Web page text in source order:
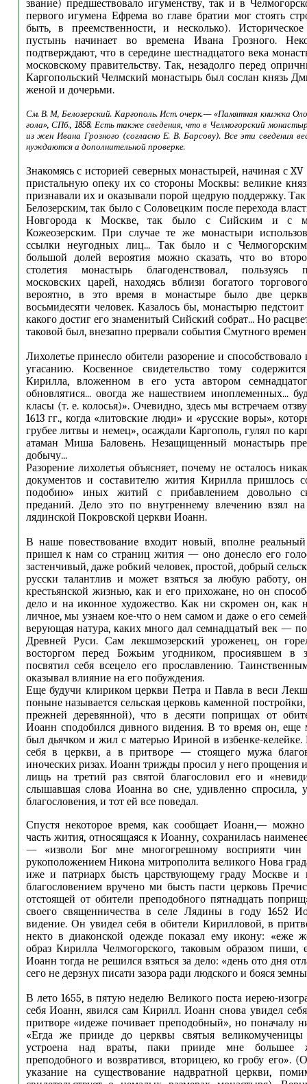
звание) предшествовало игуменству, так и в
первого игумена Ефрема во главе братии мог стоять
быть, в преемственности, и несколько).
пустынь начинает во времена Ивана Грозного.
подтверждают, что в середине шестнадцатого века
московскому правительству. Так, незадолго перед
Каргопольский Челмский монастырь был сослан князь
женой и дочерьми.
См. В. М, Белозерский. Каргополь. Ист. очерк.— «Памятная книжка
гола», СПб., 1858. Есть также сведения, что в Челмогорский
из жен Ивана Грозного (согласно Е. В. Барсову). Все эти сведения
нуждаются а дополнительной проверке.
Знакомясь с историей северных монастырей, начиная с
пристальную опеку их со стороны Москвы: великие
признавали их и оказывали порой щедрую поддержку.
Белозерским, так было с Соловецким после перехода
Новгорода к Москве, так было с Сийским и с
Кожеозерским. При случае те же монастыри
ссылки неугодных лиц... Так было и с
большой долей вероятия можно сказать, что во
столетия монастырь благоденствовал, пользуясь
московских царей, находясь вблизи богатого
вероятно, в это время в монастыре было две
восьмидесяти человек. Казалось бы, монастырю педстоит
какого достиг его знаменитый Сийский собрат... Но
таковой был, внезапно прервали события Смутного
Лихолетье принесло обители разорение и
угасанию. Косвенное свидетельство тому
Кирилла, вложенном в его уста автором
обновлятися... овогда же нашествием иноплеменных...
класы (т. е. колосья)». Очевидно, здесь мы встречаем
1613 гг., когда «литовские люди» и «русские воры»,
грубее литвы и немец», осаждали Каргополь, гулял по
атаман Миша Баловень. Незащищенный монастырь
добычу...
Разорение лихолетья объясняет, почему не осталось
документов и составителю жития Кирилла пришлось
подобию» иных житий с прибавлением довольно
преданий. Дело это по внутреннему влечению взял
лядинской Покровской церкви Иоанн.
В наше повествование входит новый, вполне
пришел к нам со страниц жития — оно донесло его
застенчивый, даже робкий человек, простой, добрый
русски талантлив и может взяться за любую работу,
крестьянской жизнью, как и его прихожане, но он
дело и на иконное художество. Как ни скромен он, как
личное, мы узнаем кое-что о нем самом и даже о его
верующая натура, каких много дал семнадцатый век —
Древней Руси. Сам лекшмозерский уроженец, он
восторгом перед Божьим угодником, просиявшем в
посвятил себя всецело его прославлению.
оказывал влияние на его побуждения.
Еще будучи клириком церкви Петра и Павла в веси
поныне называется сельская церковь каменной
прежней деревянной), что в десяти поприщах от
Иоанн сподобился дивного видения. В то время он, еще
был дьячком и жил с матерью Ириной в избенке-келейке.
себя в церкви, а в притворе — стоящего мужа
иноческих ризах. Иоанн трижды просил у него прощения
лищь на третий раз святой благословил его и
слышавшая слова Иоанна во сне, удивленно спросила,
благословения, и тот ей все поведал.
Спустя некоторое время, как сообщает Иоанн,— можно
часть жития, относящаяся к Иоанну, сохранилась
— «изволи Бог мне многогрешному восприяти чин
рукоположением Никона митрополита великого Нова
иже и патриарх бысть царствующему граду Москве и
благословением вручено ми бысть пасти церковь
отстоящей от обители преподобного пятнадцать
своего священничества в селе Лядины в году 1652
видение. Он увидел себя в обители Кирилловой, в
некто в диаконской одежде показал ему икону: «еже
образ Кирилла Челмогорского, таковым образом
Иоанн тогда не решился взяться за дело: «день ото дня
сего не дерзнух писати зазора ради людского и бояся
В лето 1655, в пятую неделю Великого поста иерею-
себя Иоанн, явился сам Кирилл. Иоанн снова увидел
притворе «идеже почивает преподобный», но поначалу
«Егда же прииде до церквы святыя
устроена над враты, паки прииде мне большее
преподобного и возвратився, вторицею, ко гробу его».
указание на существование надвратной церкви,